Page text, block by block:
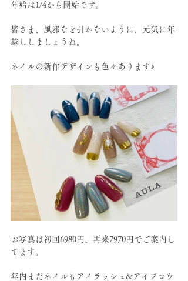
年始は1/4から開始です。
皆さま、風邪など引かないように、元気に年
越ししましょうね。
ネイルの新作デザインも色々あります♪
お写真は初回6980円、再来7970円でご案内し
てます。
年内まだネイルもアイラッシュ&アイブロウ